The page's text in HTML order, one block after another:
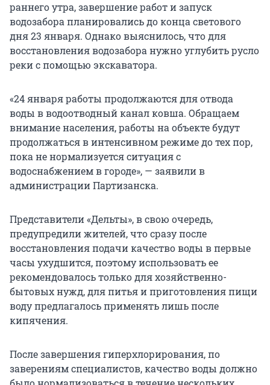
раннего утра, завершение работ и запуск
водозабора планировались до конца светового
дня 23 января. Однако выяснилось, что для
восстановления водозабора нужно углубить русло
реки с помощью экскаватора.
«24 января работы продолжаются для отвода
воды в водоотводный канал ковша. Обращаем
внимание населения, работы на объекте будут
продолжаться в интенсивном режиме до тех пор,
пока не нормализуется ситуация с
водоснабжением в городе», — заявили в
администрации Партизанска.
Представители «Дельты», в свою очередь,
предупредили жителей, что сразу после
восстановления подачи качество воды в первые
часы ухудшится, поэтому использовать ее
рекомендовалось только для хозяйственно-
бытовых нужд, для питья и приготовления пищи
воду предлагалось применять лишь после
кипячения.
После завершения гиперхлорирования, по
заверениям специалистов, качество воды должно